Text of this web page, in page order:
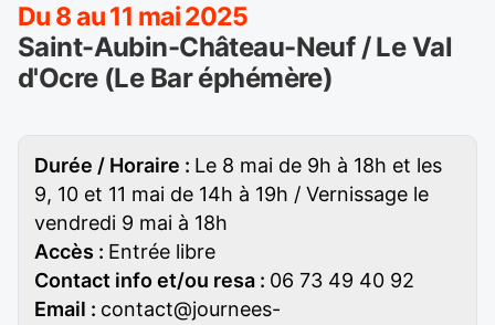
Du 8 au 11 mai 2025
Saint-Aubin-Château-Neuf / Le Val
d'Ocre (Le Bar éphémère)
Durée / Horaire : Le 8 mai de 9h à 18h et les
9, 10 et 11 mai de 14h à 19h / Vernissage le
vendredi 9 mai à 18h
Accès : Entrée libre
Contact info et/ou resa : 06 73 49 40 92
Email : contact@journees-